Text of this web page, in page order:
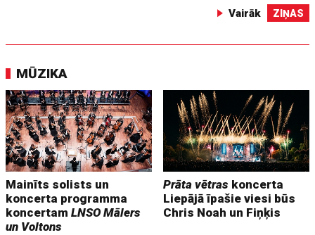
Vairāk ZIŅAS
MŪZIKA
Mainīts solists un
koncerta programma
koncertamLNSO Mālers
un Voltons
Prāta vētras koncerta
Liepājā īpašie viesi būs
Chris Noah un Fiņķis